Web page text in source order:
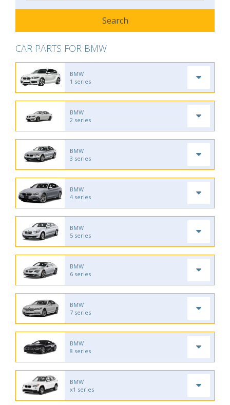
CAR PARTS FOR BMW
BMW
1 series
BMW
2 series
BMW
3 series
BMW
4 series
BMW
5 series
BMW
6 series
BMW
7 series
BMW
8 series
BMW
x1 series